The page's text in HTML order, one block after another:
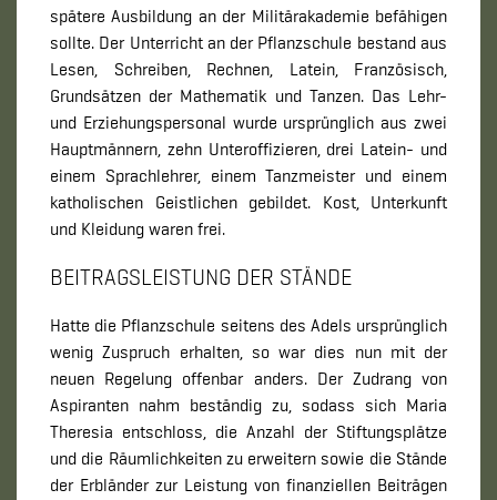
spätere Ausbildung an der Militärakademie befähigen
sollte. Der Unterricht an der Pflanzschule bestand aus
Lesen, Schreiben, Rechnen, Latein, Französisch,
Grundsätzen der Mathematik und Tanzen. Das Lehr-
und Erziehungspersonal wurde ursprünglich aus zwei
Hauptmännern, zehn Unteroffizieren, drei Latein- und
einem Sprachlehrer, einem Tanzmeister und einem
katholischen Geistlichen gebildet. Kost, Unterkunft
und Kleidung waren frei.
BEITRAGSLEISTUNG DER STÄNDE
Hatte die Pflanzschule seitens des Adels ursprünglich
wenig Zuspruch erhalten, so war dies nun mit der
neuen Regelung offenbar anders. Der Zudrang von
Aspiranten nahm beständig zu, sodass sich Maria
Theresia entschloss, die Anzahl der Stiftungsplätze
und die Räumlichkeiten zu erweitern sowie die Stände
der Erbländer zur Leistung von finanziellen Beiträgen